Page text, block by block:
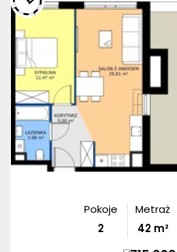
Pokoje
2
Metraż
42m²